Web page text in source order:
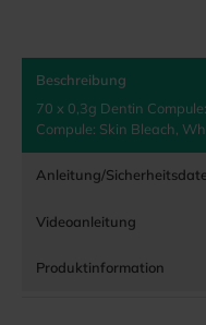
Beschreibung
70 x 0,3g Dentin
Compule: Skin Bleach,
Anleitung/
Videoanleitung
Produktinformation